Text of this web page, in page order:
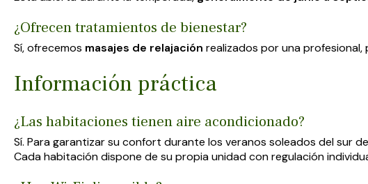
¿Ofrecen tratamientos de bienestar?
Sí, ofrecemos masajes de relajación realizados por una
Información práctica
¿Las habitaciones tienen aire acondicionado?
Sí. Para garantizar su confort durante los veranos soleados del sur
Cada habitación dispone de su propia unidad con regulación